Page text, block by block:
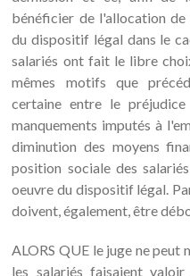
ALORS QUE le juge ne
les salariés faisaient